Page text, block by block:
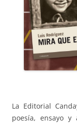
La Editorial
poesía, ensayo